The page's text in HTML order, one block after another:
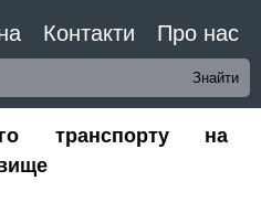
Контакти Про нас
транспорту на